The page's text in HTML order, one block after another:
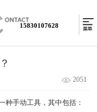
15830107628
2051
种手动工具，其中包括：